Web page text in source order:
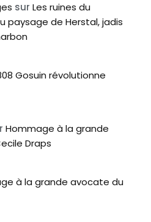
sur Les ruines du
paysage de Herstal, jadis
Gosuin révolutionne
Hommage à la grande
Draps
à la grande avocate du